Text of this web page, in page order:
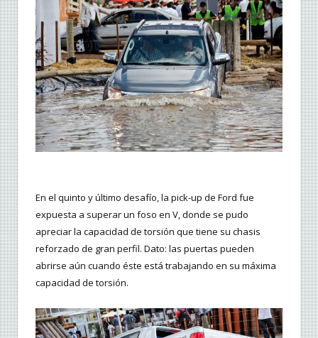
En el quinto y último desafío, la pick-up de Ford fue
expuesta a superar un foso en V, donde se pudo
apreciar la capacidad de torsión que tiene su chasis
reforzado de gran perfil. Dato: las puertas pueden
abrirse aún cuando éste está trabajando en su máxima
capacidad de torsión.